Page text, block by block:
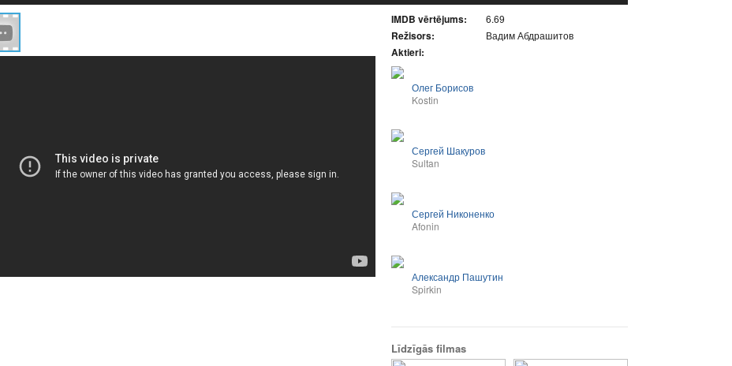
IMDB vērtējums: 6.69
Režisors: Вадим Абдрашитов
Aktieri:
Олег Борисов
Kostin
Сергей Шакуров
Sultan
Сергей Никоненко
Afonin
Александр Пашутин
Spirkin
Līdzīgās filmas